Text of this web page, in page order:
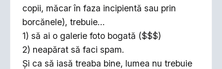
copii, măcar în faza incipientă sau prin
borcănele), trebuie...
1) să ai o galerie foto bogată ($$$)
2) neapărat să faci spam.
Şi ca să iasă treaba bine, lumea nu trebuie